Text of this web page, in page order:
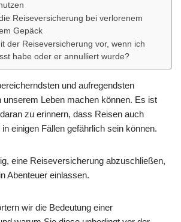
Reiseversicherung bei verlorenem
Gepäck
der Reiseversicherung vor, wenn ich
habe oder er annulliert wurde?
und aufregendsten
unserem Leben machen können. Es ist
zu erinnern, dass Reisen auch
einigen Fällen gefährlich sein können.
eine Reiseversicherung abzuschließen,
Abenteuer einlassen.
wir die Bedeutung einer